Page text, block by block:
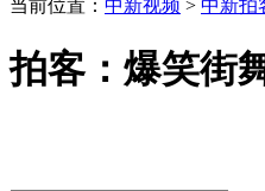
当前位置： 中新视频 > 中新拍
拍客：爆笑街